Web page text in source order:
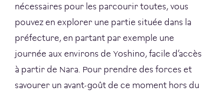
nécessaires pour les parcourir toutes, vous
pouvez en explorer une partie située dans la
préfecture, en partant par exemple une
journée aux environs de Yoshino, facile d’accès
à partir de Nara. Pour prendre des forces et
savourer un avant-goût de ce moment hors du